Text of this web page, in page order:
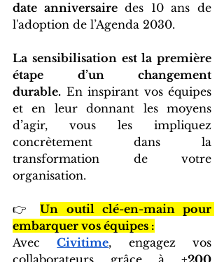
date anniversaire des 10 ans de
l'adoption de l’Agenda 2030.
La sensibilisation est la première
étape d’un changement
durable. En inspirant vos équipes
et en leur donnant les moyens
d’agir, vous les impliquez
concrètement dans la
transformation de votre
organisation.
👉 Un outil clé-en-main pour
embarquer vos équipes :
Avec
Civitime, engagez vos